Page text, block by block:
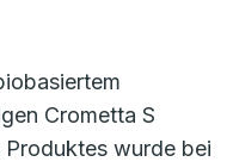
Crometta S
wurde bei